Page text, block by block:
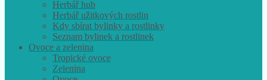
Herbář hub
Herbář užitkových rostlin
Kdy sbírat bylinky a rostlinky
Seznam bylinek a rostlinek
Ovoce a zelenina
Tropické ovoce
Zelenina